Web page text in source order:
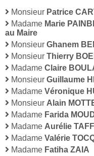
Monsieur Patrice
Madame Marie
au Maire
Monsieur Ghanem
Monsieur Thierry
Madame Claire
Monsieur Guillaume
Madame Véronique
Monsieur Alain
Madame Farida
Madame Aurélie
Madame Valérie
Madame Fatiha ZAIA